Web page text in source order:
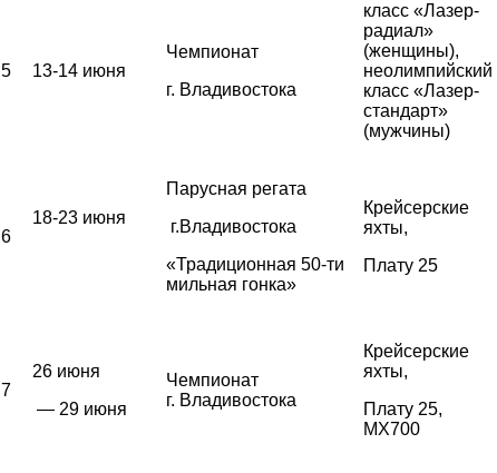
5 13-14 июня
Чемпионат
г. Владивостока
класс «Лазер-
радиал»
(женщины),
неолимпийский
класс «Лазер-
стандарт»
(мужчины)
6
18-23 июня
Парусная регата
г.Владивостока
«Традиционная 50-ти
мильная гонка»
Крейсерские
яхты,
Плату 25
7
26 июня
— 29 июня
Чемпионат
г. Владивостока
Крейсерские
яхты,
Плату 25,
MX700